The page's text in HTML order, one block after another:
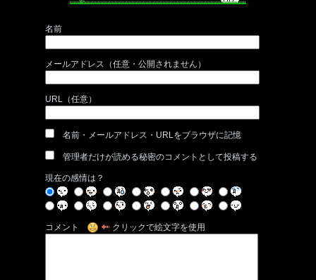
名前
メールアドレス（任意・公開されません）
URL（任意）
名前・メールアドレス・URLをブラウザに記憶
管理者だけが読める秘密のコメントとして投稿する
現在の感情は？
コメント クリックで絵文字を使用